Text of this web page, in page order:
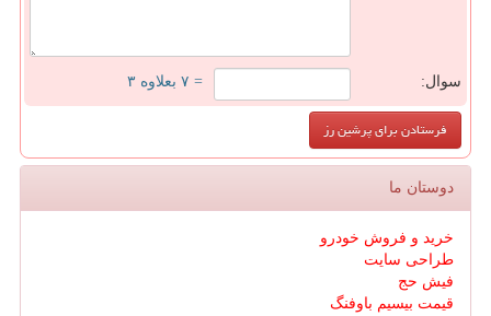
سوال: = ۷ بعلاوه ۳
دوستان ما
خرید و فروش خودرو
طراحی سایت
فیش حج
قیمت بیسیم باوفنگ